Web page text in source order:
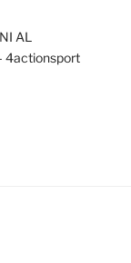
AL
4actionsport